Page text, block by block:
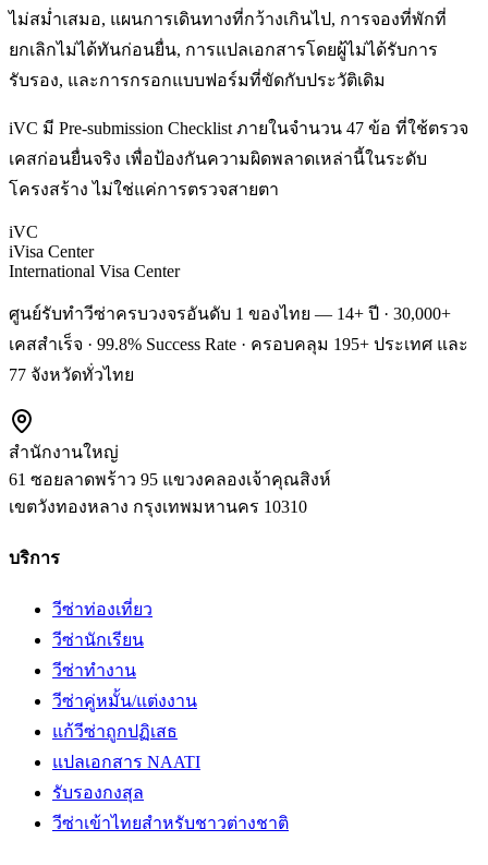
ไม่สม่ำเสมอ, แผนการเดินทางที่กว้างเกินไป, การจองที่พักที่
ยกเลิกไม่ได้ทันก่อนยื่น, การแปลเอกสารโดยผู้ไม่ได้รับการ
รับรอง, และการกรอกแบบฟอร์มที่ขัดกับประวัติเดิม
iVC มี Pre-submission Checklist ภายในจำนวน 47 ข้อ ที่ใช้ตรวจ
เคสก่อนยื่นจริง เพื่อป้องกันความผิดพลาดเหล่านี้ในระดับ
โครงสร้าง ไม่ใช่แค่การตรวจสายตา
iVC
iVisa Center
International Visa Center
ศูนย์รับทำวีซ่าครบวงจรอันดับ 1 ของไทย — 14+ ปี · 30,000+
เคสสำเร็จ · 99.8% Success Rate · ครอบคลุม 195+ ประเทศ และ
77 จังหวัดทั่วไทย
สำนักงานใหญ่
61 ซอยลาดพร้าว 95 แขวงคลองเจ้าคุณสิงห์
เขตวังทองหลาง กรุงเทพมหานคร 10310
บริการ
วีซ่าท่องเที่ยว
วีซ่านักเรียน
วีซ่าทำงาน
วีซ่าคู่หมั้น/แต่งงาน
แก้วีซ่าถูกปฏิเสธ
แปลเอกสาร NAATI
รับรองกงสุล
วีซ่าเข้าไทยสำหรับชาวต่างชาติ